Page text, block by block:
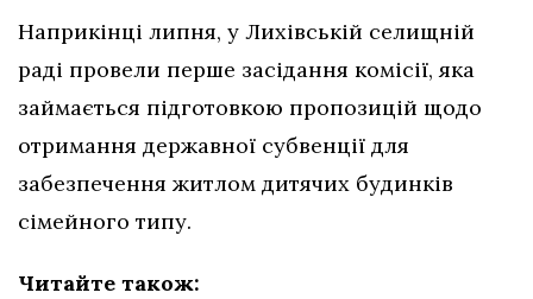
Наприкінці липня, у Лихівській селищній
раді провели перше засідання комісії, яка
займається підготовкою пропозицій щодо
отримання державної субвенції для
забезпечення житлом дитячих будинків
сімейного типу.
Читайте також: